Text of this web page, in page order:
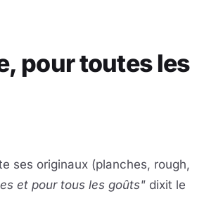
pour toutes les
ses originaux (planches, rough,
et pour tous les goûts" dixit le